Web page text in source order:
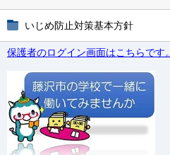
いじめ防止対策基本方針
保護者のログイン画面はこちらです。